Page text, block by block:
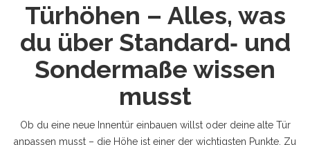
Türhöhen – Alles, was
du über Standard‑ und
Sondermaße wissen
musst
Ob du eine neue Innentür einbauen willst oder deine alte Tür
anpassen musst – die Höhe ist einer der wichtigsten Punkte. Zu